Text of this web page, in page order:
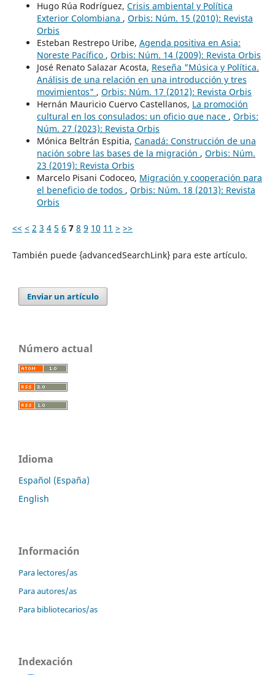
Hugo Rúa Rodríguez, Crisis ambiental y Política
Exterior Colombiana , Orbis: Núm. 15 (2010): Revista
Orbis
Esteban Restrepo Uribe, Agenda positiva en Asia:
Noreste Pacífico , Orbis: Núm. 14 (2009): Revista Orbis
José Renato Salazar Acosta, Reseña "Música y Política.
Análisis de una relación en una introducción y tres
movimientos" , Orbis: Núm. 17 (2012): Revista Orbis
Hernán Mauricio Cuervo Castellanos, La promoción
cultural en los consulados: un oficio que nace , Orbis:
Núm. 27 (2023): Revista Orbis
Mónica Beltrán Espitia, Canadá: Construcción de una
nación sobre las bases de la migración , Orbis: Núm.
23 (2019): Revista Orbis
Marcelo Pisani Codoceo, Migración y cooperación para
el beneficio de todos , Orbis: Núm. 18 (2013): Revista
Orbis
<< < 2 3 4 5 6 7 8 9 10 11 > >>
También puede {advancedSearchLink} para este artículo.
Enviar un artículo
Número actual
Idioma
Español (España)
English
Información
Para lectores/as
Para autores/as
Para bibliotecarios/as
Indexación